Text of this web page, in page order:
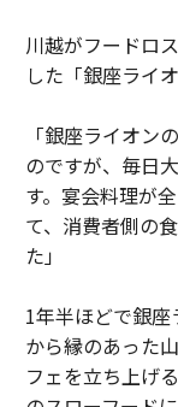
川越がフードロ
した「銀座ライ
「銀座ライオン
のですが、毎日
す。宴会料理が
て、消費者側の
た」
1年半ほどで銀
から縁のあった
フェを立ち上げ